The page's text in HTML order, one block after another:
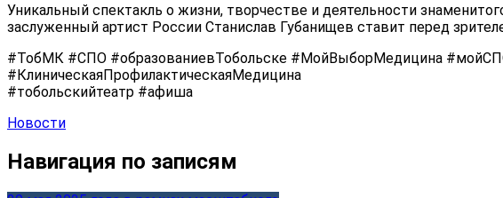
Уникальный спектакль о жизни, творчестве и деятельности
заслуженный артист России Станислав Губанищев ставит перед
#ТобМК #СПО #образованиевТобольске #МойВыборМедицина
#КлиническаяПрофилактическаяМедицина
#тобольскийтеатр #афиша
Новости
Навигация по записям